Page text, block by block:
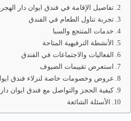
تفاصيل الإقامة في فندق ايوان دار
تجربة تناول الطعام في الفندق
خدمات المنتجع والسبا
الأنشطة الترفيهية المتاحة
الفعاليات والاجتماعات في الفندق
استعرض تقييمات الضيوف
عروض وخصومات خاصة لنزلاء فندق
كيفية الحجز والتواصل مع فندق ايوان
الأسئلة الشائعة